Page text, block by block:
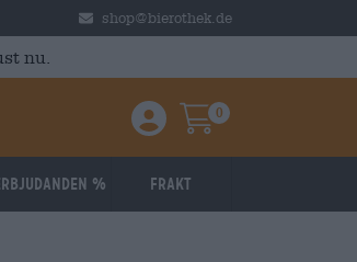
shop@bierothek.de
nu.
Einloggen / Anmelden
Warenkorb
0
% Frakt